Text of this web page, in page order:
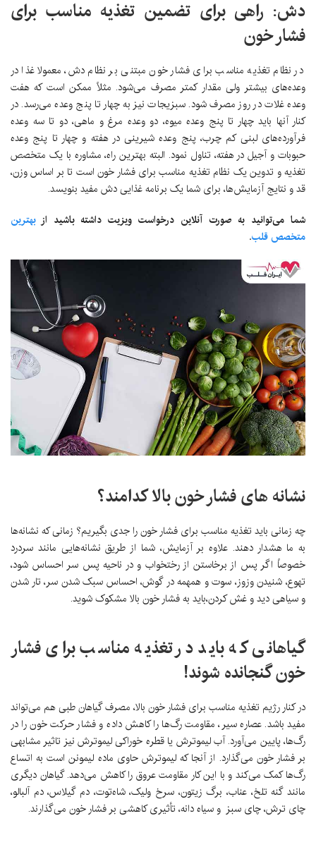
دش: راهی برای تضمین تغذیه مناسب برای
فشار خون
در نظام تغذیه مناسب برای فشار خون مبتنی بر نظام دش، معمولا غذا در
وعده‌های بیشتر ولی مقدار کمتر مصرف می‌شود. مثلاً ممکن است که هفت
وعده غلات در روز مصرف شود. سبزیجات نیز به چهار تا پنج وعده می‌رسد. در
کنار آنها باید چهار تا پنج وعده میوه، دو وعده مرغ و ماهی، دو تا سه وعده
فرآورده‌های لبنی کم چرب، پنج وعده شیرینی در هفته و چهار تا پنج وعده
حبوبات و آجیل در هفته، تناول نمود. البته بهترین راه، مشاوره با یک متخصص
تغذیه و تدوین یک نظام تغذیه مناسب برای فشار خون است تا بر اساس وزن،
قد و نتایج آزمایش‌ها، برای شما یک برنامه غذایی دش مفید بنویسد.
شما می‌توانید به صورت آنلاین درخواست ویزیت داشته باشید از بهترین
متخصص قلب.
نشانه های فشار خون بالا کدامند؟
چه زمانی باید تغذیه مناسب برای فشار خون را جدی بگیریم؟ زمانی که نشانه‌ها
به ما هشدار دهند. علاوه بر آزمایش، شما از طریق نشانه‌هایی مانند سردرد
خصوصاً اگر پس از برخاستن از رختخواب و در ناحیه پس سر احساس شود،
تهوع، شنیدن وزوز، سوت و همهمه در گوش، احساس سبک شدن سر، تار شدن
و سیاهی دید و غش کردن،باید به فشار خون بالا مشکوک شوید.
گیاهانی که باید در تغذیه مناسب برای فشار
خون گنجانده شوند!
در کنار رژیم تغذیه مناسب برای فشار خون بالا، مصرف گیاهان طبی هم می‌تواند
مفید باشد. عصاره سیر، مقاومت رگ‌ها را کاهش داده و فشار حرکت خون را در
رگ‌ها، پایین می‌آورد. آب لیموترش یا قطره خوراکی لیموترش نیز تاثیر مشابهی
بر فشار خون می‌گذارد. از آنجا که لیموترش حاوی ماده لیمونن است به اتساع
رگ‌ها کمک می‌کند و با این کار مقاومت عروق را کاهش می‌دهد. گیاهان دیگری
مانند گنه تلخ، عناب، برگ زیتون، سرخ ولیک، شاه‌توت، دم گیلاس، دم آلبالو،
چای ترش، چای سبز و سیاه دانه، تأثیری کاهشی بر فشار خون می‌گذارند.